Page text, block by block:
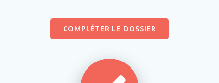
COMPLÉTER LE DOSSIER